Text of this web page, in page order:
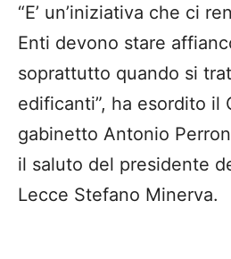
“E’ un’iniziativa che ci
Enti devono stare
soprattutto quando si
edificanti”, ha esordito il
gabinetto Antonio
il saluto del presidente
Lecce Stefano Minerva.